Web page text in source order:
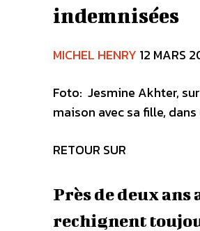
indemnisées
MICHEL HENRY 12 MARS
Foto: Jesmine Akhter,
maison avec sa fille,
RETOUR SUR
Près de deux
rechignent